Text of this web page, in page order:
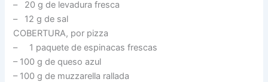
– 20 g de levadura fresca
– 12 g de sal
COBERTURA, por pizza
– 1 paquete de espinacas frescas
– 100 g de queso azul
– 100 g de muzzarella rallada